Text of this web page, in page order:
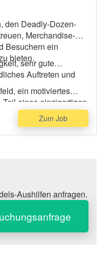
den Deadly-Dozen-
Merchandise-
Besuchern ein
bieten.
sehr gute
Auftreten und
ein motiviertes
eines einzigartigen
Zum Job
Aushilfen anfragen.